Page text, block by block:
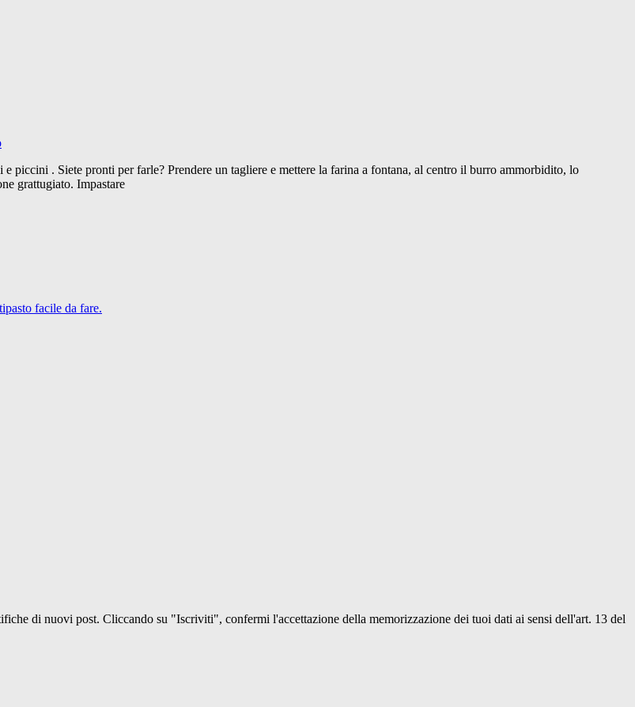
piccini . Siete pronti per farle? Prendere un tagliere e mettere la farina a fontana, al centro il burro ammorbidito, lo
grattugiato. Impastare
facile da fare.
di nuovi post. Cliccando su "Iscriviti", confermi l'accettazione della memorizzazione dei tuoi dati ai sensi dell'art. 13 del